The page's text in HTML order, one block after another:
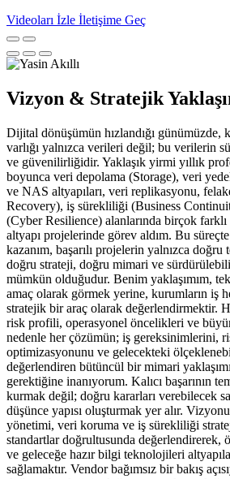
Videoları İzle İletişime Geç
Vizyon & Stratejik
Dijital dönüşümün hızlandığı günümüzde,
varlığı yalnızca verileri değil; bu verilerin
ve güvenilirliğidir. Yaklaşık yirmi yıllık
boyunca veri depolama (Storage), veri
ve NAS altyapıları, veri replikasyonu,
Recovery), iş sürekliliği (Business
(Cyber Resilience) alanlarında birçok
altyapı projelerinde görev aldım. Bu
kazanım, başarılı projelerin yalnızca
doğru strateji, doğru mimari ve
mümkün olduğudur. Benim yaklaşımım,
amaç olarak görmek yerine, kurumların iş
stratejik bir araç olarak değerlendirmektir.
risk profili, operasyonel öncelikleri ve
nedenle her çözümün; iş gereksinimlerini,
optimizasyonunu ve gelecekteki
değerlendiren bütüncül bir mimari
gerektiğine inanıyorum. Kalıcı başarının
kurmak değil; doğru kararları verebilecek
düşünce yapısı oluşturmak yer alır.
yönetimi, veri koruma ve iş sürekliliği
standartlar doğrultusunda değerlendirerek,
ve geleceğe hazır bilgi teknolojileri
sağlamaktır. Vendor bağımsız bir bakış